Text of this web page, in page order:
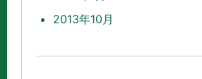
2013年10月